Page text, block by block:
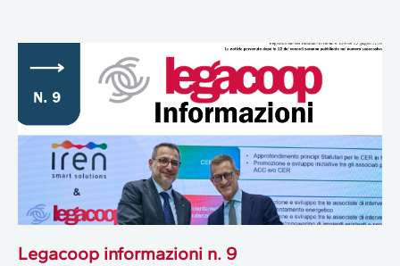
Legacoop informazioni n. 9